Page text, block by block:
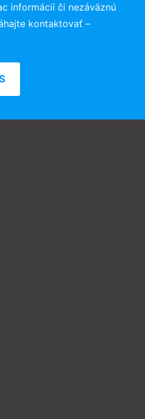
informácií či nezáväznú
kontaktovať –